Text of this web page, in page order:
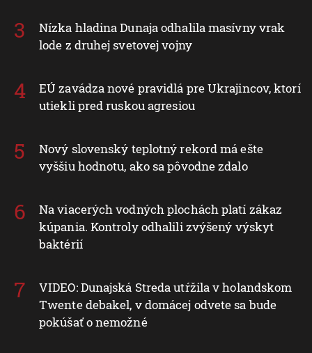
Nízka hladina Dunaja odhalila masívny vrak
lode z druhej svetovej vojny
EÚ zavádza nové pravidlá pre Ukrajincov, ktorí
utiekli pred ruskou agresiou
Nový slovenský teplotný rekord má ešte
vyššiu hodnotu, ako sa pôvodne zdalo
Na viacerých vodných plochách platí zákaz
kúpania. Kontroly odhalili zvýšený výskyt
baktérií
VIDEO: Dunajská Streda utŕžila v holandskom
Twente debakel, v domácej odvete sa bude
pokúšať o nemožné